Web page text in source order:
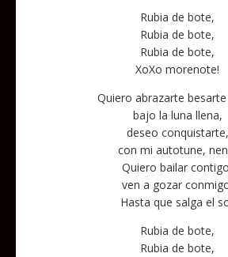
Rubia de bote,
Rubia de bote,
Rubia de bote,
XoXo morenote!
Quiero abrazarte
bajo la luna llena,
deseo conquistarte,
con mi autotune,
Quiero bailar
ven a gozar
Hasta que salga el
Rubia de bote,
Rubia de bote,